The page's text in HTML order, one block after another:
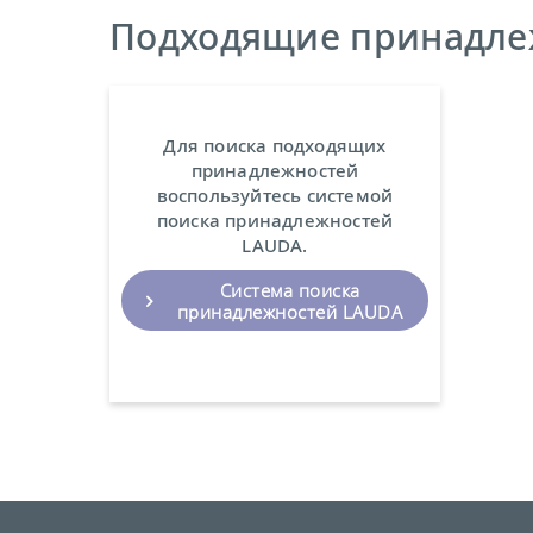
Подходящие
Для поиска подходящих
принадлежностей
воспользуйтесь системой
поиска принадлежностей
LAUDA.
Система поиска
принадлежностей LAUDA